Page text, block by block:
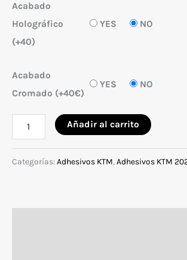
Acabado
Holográfico
(+40)
YES NO
Acabado
Cromado (+40€)
YES NO
Adhesivos
para
KTM
Añadir al carrito
Categorías:Adhesivos KTM,Adhesivos KTM